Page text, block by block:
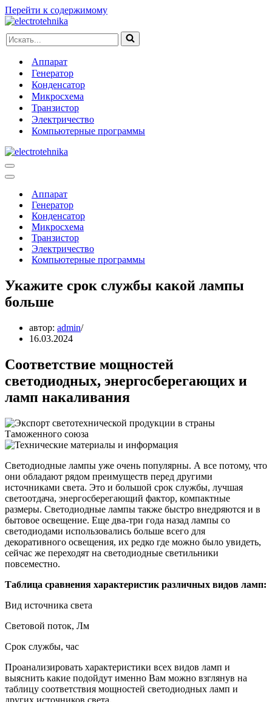
Перейти к содержимому
Искать...
Аппарат
Генератор
Конденсатор
Микросхема
Транзистор
Электричество
Компьютерные программы
Меню
навигации
Меню
навигацииАппарат
Генератор
Конденсатор
Микросхема
Транзистор
Электричество
Компьютерные программы
Укажите срок службы какой лампы
больше
автор: admin
16.03.2024
Соответствие мощностей
светодиодных, энергосберегающих и
ламп накаливания
Светодиодные лампы уже очень популярны. А все потому, что
они обладают рядом преимуществ перед другими
источниками света. Это и большой срок службы, лучшая
светоотдача, энергосберегающий фактор, компактные
размеры. Светодиодные лампы также быстро внедряются и в
бытовое освещение. Еще два-три года назад лампы со
светодиодами использовались больше всего для
декоративного освещения, их редко где можно было увидеть,
сейчас же переходят на светодиодные светильники
повсеместно.
Таблица сравнения характеристик различных видов ламп:
Вид источника света
Световой поток, Лм
Срок службы, час
Проанализировать характеристики всех видов ламп и
выяснить какие подойдут именно Вам можно взглянув на
таблицу соответствия мощностей светодиодных ламп и
других источников света.